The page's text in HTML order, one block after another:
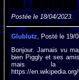
Postée le 18/04/2023.
Glublutz , Posté le 19/
Bonjour. Jamais vu
bien Piggly et ses
mais la
https://